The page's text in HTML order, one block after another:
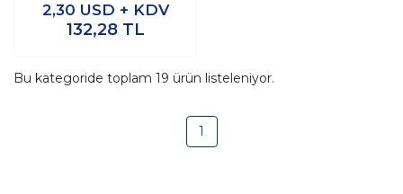
2,30 USD + KDV
132,28 TL
Bu kategoride toplam 19 ürün listeleniyor.
1